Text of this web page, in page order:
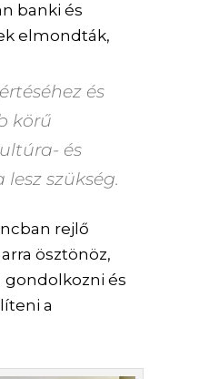
banki és
elmondták,
és
körű
és
szükség.
rejlő
ösztönöz,
gondolkozni és
a